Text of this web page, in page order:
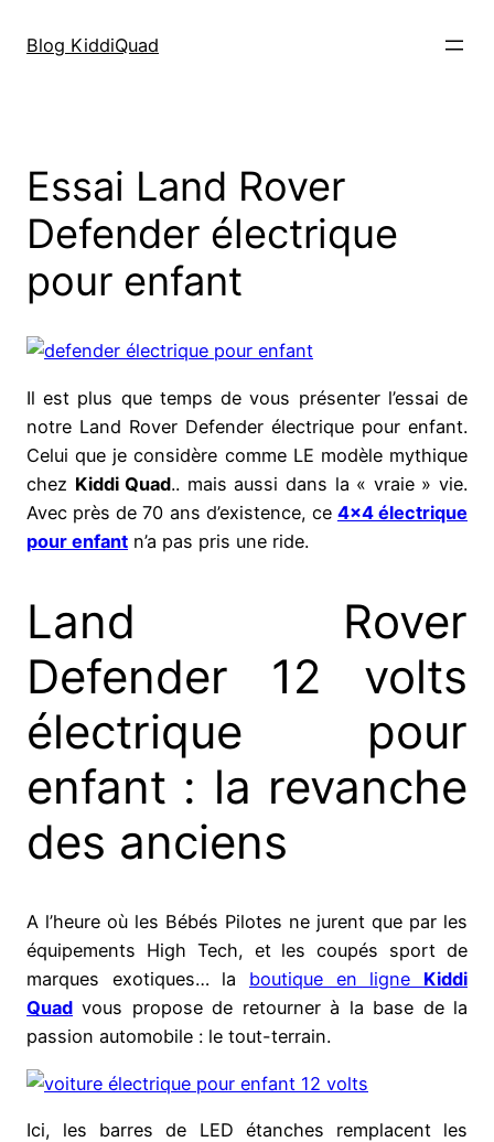
Blog KiddiQuad
Essai Land Rover
Defender électrique
pour enfant
Il est plus que temps de vous présenter l’essai de
notre Land Rover Defender électrique pour enfant.
Celui que je considère comme LE modèle mythique
chez Kiddi Quad.. mais aussi dans la « vraie » vie.
Avec près de 70 ans d’existence, ce 4×4 électrique
pour enfant n’a pas pris une ride.
Land Rover
Defender 12 volts
électrique pour
enfant : la revanche
des anciens
A l’heure où les Bébés Pilotes ne jurent que par les
équipements High Tech, et les coupés sport de
marques exotiques… la boutique en ligne Kiddi
Quad vous propose de retourner à la base de la
passion automobile : le tout-terrain.
Ici, les barres de LED étanches remplacent les